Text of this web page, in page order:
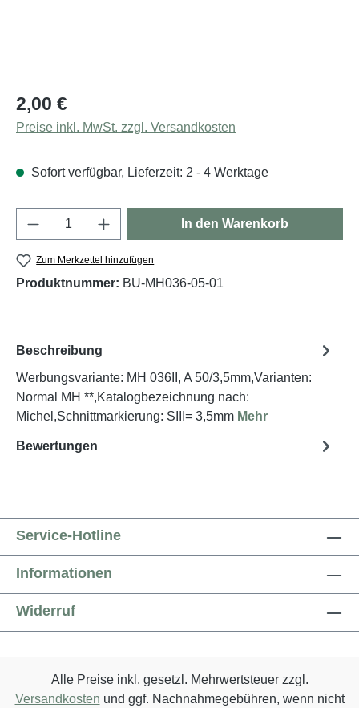
Regulärer Preis:
2,00 €
Preise inkl. MwSt. zzgl. Versandkosten
Sofort verfügbar, Lieferzeit: 2 - 4 Werktage
Produkt Anzahl: Gib den gewünschten
In den Warenkorb
Zum Merkzettel hinzufügen
Produktnummer: BU-MH036-05-01
Beschreibung
Werbungsvariante: MH 036II, A 50/3,5mm,Varianten:
Normal MH **,Katalogbezeichnung nach:
Michel,Schnittmarkierung: SIII= 3,5mm Mehr
Bewertungen
Service-Hotline
Informationen
Widerruf
Alle Preise inkl. gesetzl. Mehrwertsteuer zzgl.
Versandkosten und ggf. Nachnahmegebühren, wenn nicht